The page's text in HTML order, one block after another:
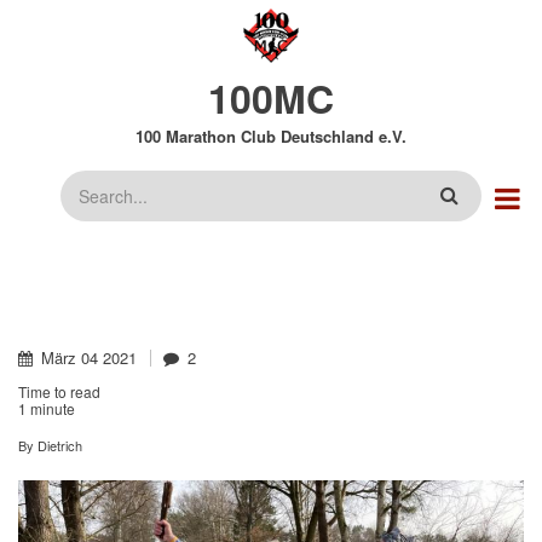
100MC
100 Marathon Club Deutschland e.V.
Suche
März 04 2021 2
Time to read
1 minute
By Dietrich